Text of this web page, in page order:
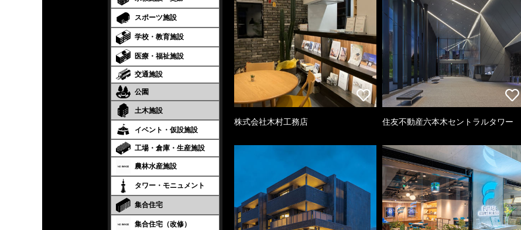
スポーツ施設
学校・教育施設
医療・福祉施設
交通施設
公園
土木施設
イベント・仮設施設
工場・倉庫・生産施設
農林水産施設
タワー・モニュメント
集合住宅
集合住宅（改修）
株式会社木村工務店 住友不動産六本木セントラルタワー